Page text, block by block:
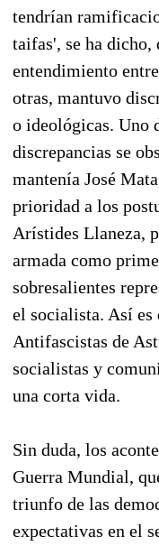
tendrían
taifas', se ha dicho,
entendimiento
otras, mantuvo
o ideológicas. Uno
discrepancias se
mantenía José
prioridad a los
Arístides Llaneza,
armada como
sobresalientes
el socialista. Así
Antifascistas de
socialistas y
una corta vida.
Sin duda, los
Guerra Mundial,
triunfo de las
expectativas en el